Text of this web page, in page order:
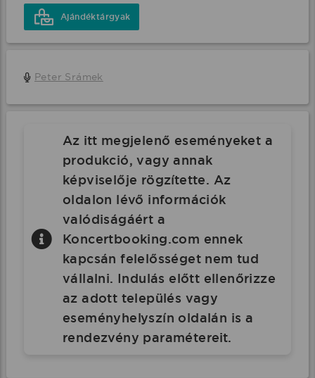
Ajándéktárgyak
Peter Srámek
Az itt megjelenő eseményeket a
produkció, vagy annak
képviselője rögzítette. Az
oldalon lévő információk
valódiságáért a
Koncertbooking.com ennek
kapcsán felelősséget nem tud
vállalni. Indulás előtt ellenőrizze
az adott település vagy
eseményhelyszín oldalán is a
rendezvény paramétereit.